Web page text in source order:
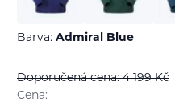
Barva: Admiral Blue
Doporučená cena: 4 199Kč
Cena: